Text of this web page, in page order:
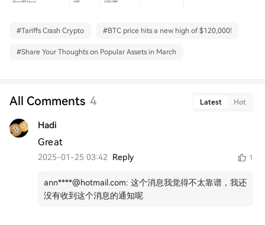
#Tariffs Crash Crypto #BTC price hits a new high of $120,000!
#Share Your Thoughts on Popular Assets in March
All Comments 4 Latest Hot
Hadi
Great
2025-01-25 03:42 Reply 1
ann****@hotmail.com: 这个消息我觉得不太靠谱，我还
没有收到这个消息的通知呢